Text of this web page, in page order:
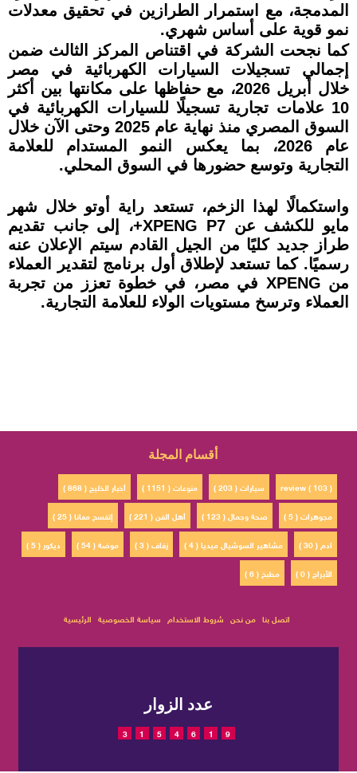
المدمجة، مع استمرار الطرازين في تحقيق معدلات
نمو قوية على أساس شهري.
كما نجحت الشركة في اقتناص المركز الثالث ضمن
إجمالي تسجيلات السيارات الكهربائية في مصر
خلال أبريل 2026، مع حفاظها على مكانتها بين أكثر
10 علامات تجارية تسجيلًا للسيارات الكهربائية في
السوق المصري منذ نهاية عام 2025 وحتى الآن خلال
عام 2026، بما يعكس النمو المستدام للعلامة
التجارية وتوسع حضورها في السوق المحلي.
واستكمالًا لهذا الزخم، تستعد راية أوتو خلال شهر
مايو للكشف عن XPENG P7+، إلى جانب تقديم
طراز جديد كليًا من الجيل القادم سيتم الإعلان عنه
رسميًا. كما تستعد لإطلاق أول برنامج لتقدير العملاء
من XPENG في مصر، في خطوة تعزز من تجربة
العملاء وترسخ مستويات الولاء للعلامة التجارية.
أقسام المجلة
أخبار الخليج ( 868 ) منوعات ( 1151 ) سيارات ( 203 )
review ( 103 )
إتفسح معانا ( 25 )
أهل الفن ( 221 ) صحة وجمال ( 123 )
مجوهرات ( 5 )
ديكور ( 5 )
موضة ( 54 ) زفاف ( 3 ) مشاهير السوشيال ميديا ( 4 )
ادم ( 30 )
مطبخ ( 6 )
الأبراج ( 0 )
الرئيسية سياسة الخصوصية شروط الاستخدام من نحن اتصل بنا
عدد الزوار
3 1 5 4 6 1 9